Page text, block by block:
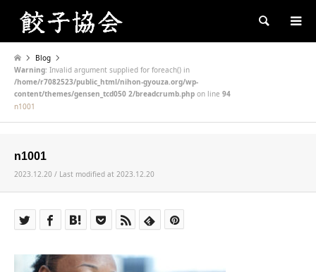
Search
Blog
Warning: Invalid argument supplied for foreach() in
/home/r7082523/public_html/nihon-gyouza.org/wp-
content/themes/gensen_tcd050 2/breadcrumb.php on line 94
n1001
n1001
2023.12.20 / Last modified at 2023.12.20